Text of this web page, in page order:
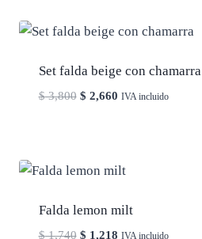
$ 2,220.$ 1,554.
Set falda beige con chamarra
$3,800 El
$ 3,800.
$ 2,660El
$ 2,660.
IVA incluido
Falda lemon milt
$1,740 El
$ 1,218ElIVA incluido